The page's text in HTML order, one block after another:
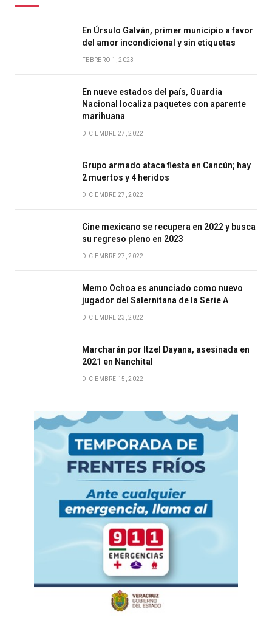
En Úrsulo Galván, primer municipio a favor
del amor incondicional y sin etiquetas
FEBRERO 1, 2023
En nueve estados del país, Guardia
Nacional localiza paquetes con aparente
marihuana
DICIEMBRE 27, 2022
Grupo armado ataca fiesta en Cancún; hay
2 muertos y 4 heridos
DICIEMBRE 27, 2022
Cine mexicano se recupera en 2022 y busca
su regreso pleno en 2023
DICIEMBRE 27, 2022
Memo Ochoa es anunciado como nuevo
jugador del Salernitana de la Serie A
DICIEMBRE 23, 2022
Marcharán por Itzel Dayana, asesinada en
2021 en Nanchital
DICIEMBRE 15, 2022